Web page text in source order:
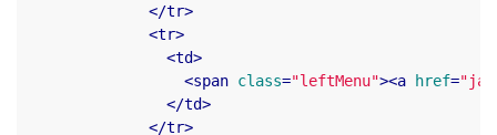
</tr>
<tr>
<td>
<span class="leftMenu"><a href=
</td>
</tr>